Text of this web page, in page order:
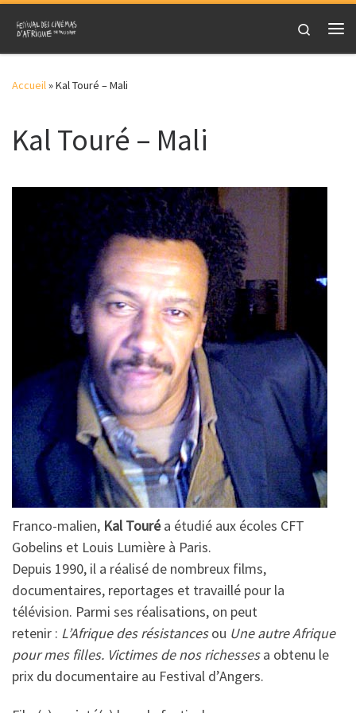
Skip to content
Search
Accueil»Kal Touré – Mali
Kal Touré – Mali
Franco-malien, Kal Touréa étudié aux écoles CFT
Gobelins et Louis Lumière à Paris.
Depuis 1990, il a réalisé de nombreux films,
documentaires, reportages et travaillé pour la
télévision. Parmi ses réalisations, on peut
retenir : L’Afrique des résistancesou Une autre Afrique
pour mes filles. Victimes de nos richessesa obtenu le
prix du documentaire au Festival d’Angers.